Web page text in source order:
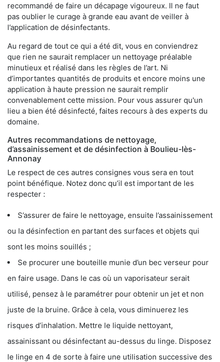
recommandé de faire un décapage vigoureux. Il ne faut
pas oublier le curage à grande eau avant de veiller à
l’application de désinfectants.
Au regard de tout ce qui a été dit, vous en conviendrez
que rien ne saurait remplacer un nettoyage préalable
minutieux et réalisé dans les règles de l’art. Ni
d’importantes quantités de produits et encore moins une
application à haute pression ne saurait remplir
convenablement cette mission. Pour vous assurer qu'un
lieu a bien été désinfecté, faites recours à des experts du
domaine.
Autres recommandations de nettoyage,
d’assainissement et de désinfection à Boulieu-lès-
Annonay
Le respect de ces autres consignes vous sera en tout
point bénéfique. Notez donc qu’il est important de les
respecter :
S’assurer de faire le nettoyage, ensuite l’assainissement
ou la désinfection en partant des surfaces et objets qui
sont les moins souillés ;
Se procurer une bouteille munie d’un bec verseur pour
en faire usage. Dans le cas où un vaporisateur serait
utilisé, pensez à le paramétrer pour obtenir un jet et non
juste de la bruine. Grâce à cela, vous diminuerez les
risques d’inhalation. Mettre le liquide nettoyant,
assainissant ou désinfectant au-dessus du linge. Disposez
le linge en 4 de sorte à faire une utilisation successive des